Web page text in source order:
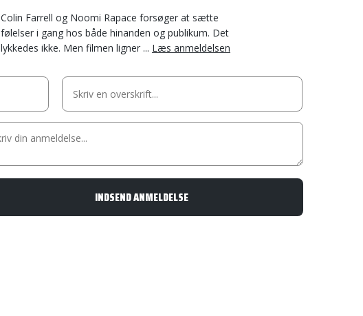
Colin Farrell og Noomi Rapace forsøger at sætte
følelser i gang hos både hinanden og publikum. Det
lykkedes ikke. Men filmen ligner ... Læs anmeldelsen